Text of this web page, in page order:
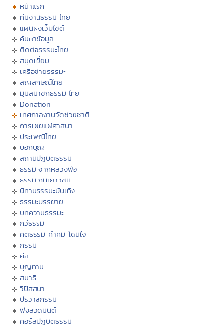
หน้าแรก
ทีมงานธรรมะไทย
แผนผังเว็บไซต์
ค้นหาข้อมูล
ติดต่อธรรมะไทย
สมุดเยี่ยม
เครือข่ายธรรมะ
สัญลักษณ์ไทย
มุมสมาชิกธรรมะไทย
Donation
เทศกาลงานวัดช่วยชาติ
การเผยแผ่ศาสนา
ประเพณีไทย
บอกบุญ
สถานปฏิบัติธรรม
ธรรมะจากหลวงพ่อ
ธรรมะกับเยาวชน
นิทานธรรมะบันเทิง
ธรรมะบรรยาย
บทความธรรมะ
กวีธรรมะ
คติธรรม คำคม โดนใจ
กรรม
ศีล
บุญทาน
สมาธิ
วิปัสสนา
ปริวาสกรรม
ฟังสวดมนต์
คอร์สปฏิบัติธรรม